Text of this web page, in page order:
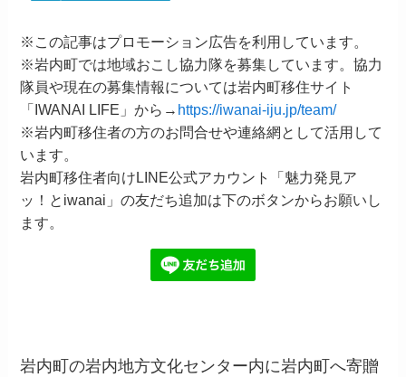
※この記事はプロモーション広告を利用しています。
※岩内町では地域おこし協力隊を募集しています。協力
隊員や現在の募集情報については岩内町移住サイト
「IWANAI LIFE」から→ https://iwanai-iju.jp/team/
※岩内町移住者の方のお問合せや連絡網として活用して
います。
岩内町移住者向けLINE公式アカウント「魅力発見ア
ッ！とiwanai」の友だち追加は下のボタンからお願いし
ます。
岩内町の岩内地方文化センター内に岩内町へ寄贈